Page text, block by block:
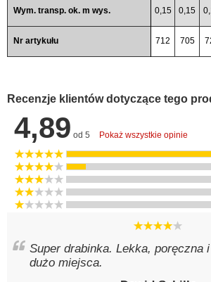
Wym. transp. ok. m wys. 0,15 0,15
Nr artykułu 712 705
Recenzje klientów dotyczące tego
4,89 od 5 Pokaż wszystkie opinie
Super drabinka. Lekka, poręczna
dużo miejsca.